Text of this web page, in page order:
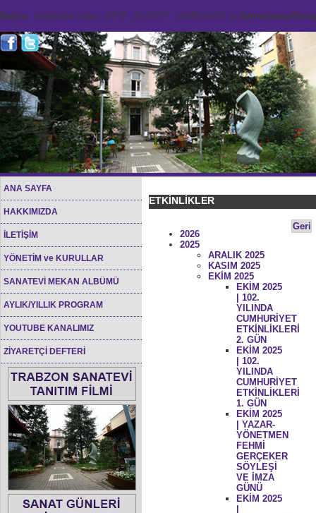
Notice: Undefined index: HTTP_ACCEPT_LANGUAGE in /home/
ANA SAYFA
HAKKIMIZDA
İLETİŞİM
YÖNETİM ve KURULLAR
SANATEVİ MEKAN ALBÜMÜ
AYLIK/YILLIK PROGRAM
YOUTUBE KANALIMIZ
ZİYARETÇİ DEFTERİ
ETKİNLİKLER
Geri
2026
2025
ARALIK 2025
KASIM 2025
EKİM 2025
EKİM 2025
| 102.
YILINDA
CUMHURİYET
ETKİNLİKLERİ
2. GÜN
EKİM 2025
| 102.
YILINDA
CUMHURİYET
ETKİNLİKLERİ
1. GÜN
EKİM 2025
| YAZAR-
YÖNETMEN
FEHMİ
GERÇEKER
SÖYLEŞİ
VE İMZA
GÜNÜ
EKİM 2025